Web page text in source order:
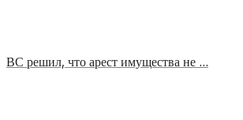
ВС решил, что арест имущества не …